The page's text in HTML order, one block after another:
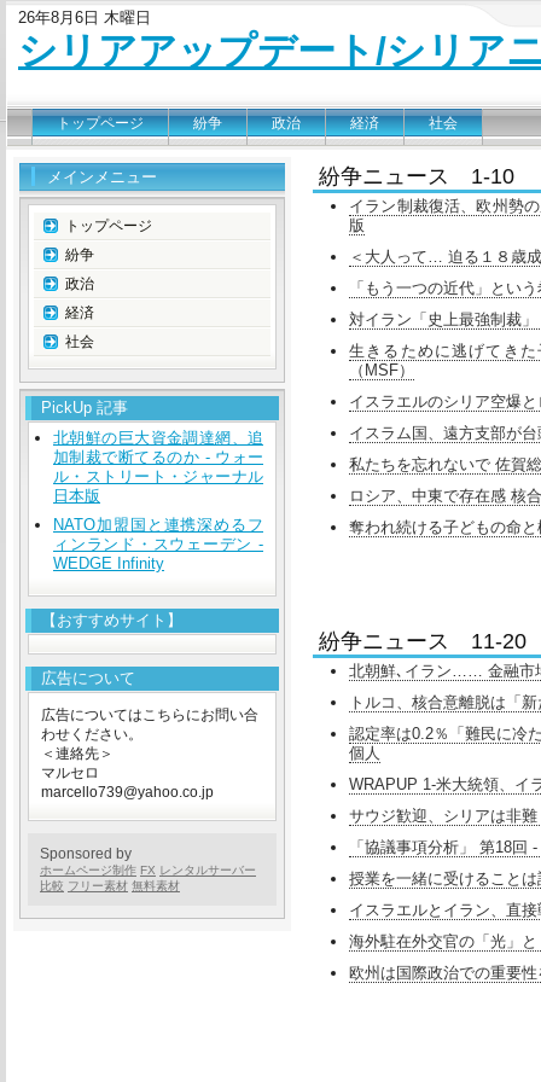
26年8月6日 木曜日
シリアアップデート/シリア
トップページ 紛争 政治 経済 社会
紛争ニュース 1-10
イラン制裁復活、欧州勢
版
＜大人って… 迫る１８歳
「もう一つの近代」とい
対イラン「史上最強制裁
生きるために逃げてき
（MSF）
イスラエルのシリア空爆
イスラム国、遠方支部が
私たちを忘れないで 佐賀
ロシア、中東で存在感 核
奪われ続ける子どもの命
紛争ニュース 11-20
北朝鮮､イラン…… 金融市
トルコ、核合意離脱は「
認定率は0.2％「難民に冷
個人
WRAPUP 1-米大統領、イ
サウジ歓迎、シリアは非
「協議事項分析」 第18回
授業を一緒に受けること
イスラエルとイラン、直
海外駐在外交官の「光」
欧州は国際政治での重要
メインメニュー
トップページ
紛争
政治
経済
社会
PickUp 記事
北朝鮮の巨大資金調達網、追
加制裁で断てるのか - ウォー
ル・ストリート・ジャーナル
日本版
NATO加盟国と連携深めるフ
ィンランド・スウェーデン -
WEDGE Infinity
【おすすめサイト】
広告について
広告についてはこちらにお問い合
わせください。
＜連絡先＞
マルセロ
marcello739@yahoo.co.jp
Sponsored by
ホームページ制作 FX レンタルサーバー
比較 フリー素材 無料素材